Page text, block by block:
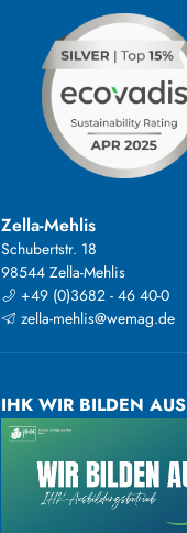
Zella-Mehlis
Schubertstr. 18
98544 Zella-Mehlis
+49 (0)3682 - 46 40-0
zella-mehlis@wemag.de
IHK WIR BILDEN AUS